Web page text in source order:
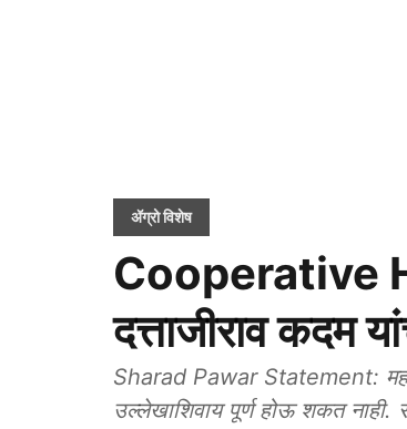
ॲग्रो विशेष
Cooperative
दत्ताजीराव कदम
Sharad Pawar Statement:
उल्लेखाशिवाय पूर्ण होऊ शकत नाही.